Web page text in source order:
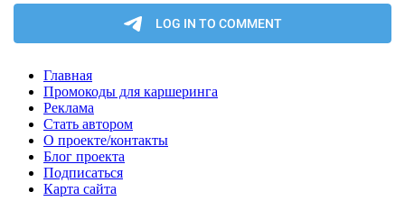
Главная
Промокоды для каршеринга
Реклама
Стать автором
О проекте/контакты
Блог проекта
Подписаться
Карта сайта